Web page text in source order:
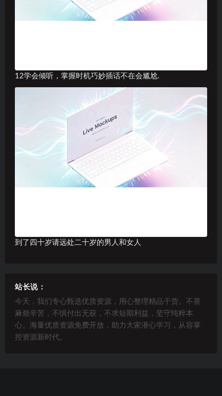
12学会倾听，掌握时机巧妙插话不在会尴尬.
到了四十岁请远处二十岁的男人和女人
站长说：
今天，我们专心甄选优质资源，用心整理精品干货。不畏
麻烦辛苦，不惧付出无获，不求短期利益，坚守纯粹本
心。海量优质资源免费开放，助力大家潜心学习，从容掌
控资源新时代。